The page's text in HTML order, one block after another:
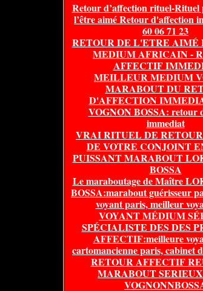
Retour d’affection rituel-
l’être aimé Retour d'affection
60 06 71 23
RETOUR DE L'ETRE AIMÉ
MEDIUM AFRICAIN -
AFFECTIF
MEILLEUR MEDIUM
MARABOUT DU
D'AFFECTION
VOGNON BOSSA: retour
immediat
VRAI RITUEL DE
DE VOTRE CONJOINT
PUISSANT MARABOUT
BOSSA
Le maraboutage de Maître
BOSSA:marabout guérisseur
voyant paris, meilleur
VOYANT MÉDIUM
SPÉCIALISTE DES DES
AFFECTIF:meilleure
cartomancienne paris, cabinet
RETOUR AFFECTIF
MARABOUT